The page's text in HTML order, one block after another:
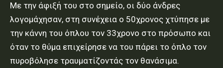
Με την άφιξή του στο σημείο, οι δύο άνδρες
λογομάχησαν, στη συνέχεια ο 50χρονος χτύπησε με
την κάννη του όπλου τον 33χρονο στο πρόσωπο και
όταν το θύμα επιχείρησε να του πάρει το όπλο τον
πυροβόλησε τραυματίζοντάς τον θανάσιμα.